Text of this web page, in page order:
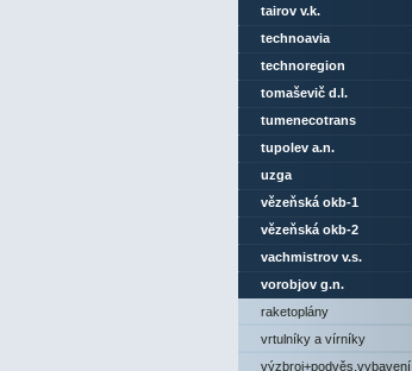
tairov v.k.
technoavia
technoregion
tomaševič d.l.
tumenecotrans
tupolev a.n.
uzga
vězeňská okb-1
vězeňská okb-2
vachmistrov v.s.
vorobjov g.n.
raketoplány
vrtulníky a vírníky
výzbroj+podvěs.vybavení